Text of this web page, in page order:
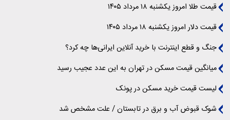
قیمت طلا امروز یکشنبه ۱۸ مرداد ۱۴۰۵
قیمت دلار امروز یکشنبه ۱۸ مرداد ۱۴۰۵
جنگ و قطع اینترنت با خرید آنلاین ایرانی‌ها چه کرد؟
میانگین قیمت مسکن در تهران به این عدد عجیب رسید
لیست قیمت خرید مسکن در پونک
شوک قبوض آب و برق در تابستان / علت مشخص شد